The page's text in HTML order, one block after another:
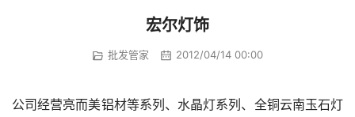
宏尔灯饰
批发管家 2012/04/14 00:00
公司经营亮而美铝材等系列、水晶灯系列、全铜云南玉石灯